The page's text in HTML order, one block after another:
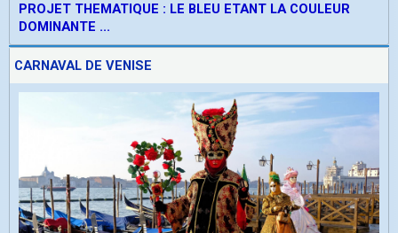
PROJET THEMATIQUE : LE BLEU ETANT LA COULEUR
DOMINANTE ...
CARNAVAL DE VENISE